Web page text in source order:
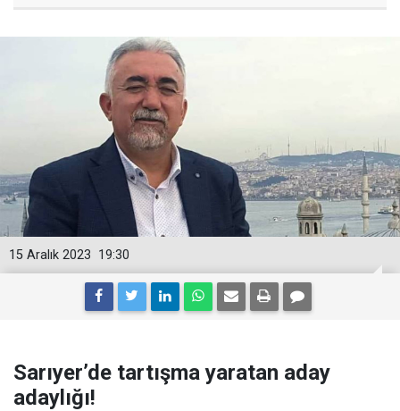
19:30
15 Aralık 2023
Sarıyer’de tartışma yaratan aday
adaylığı!